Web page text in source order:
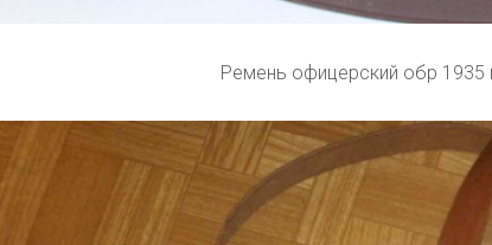
Ремень офицерский обр 1935